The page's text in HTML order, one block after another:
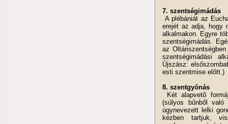
7. szentségimádás
A plébániát az
erejét az adja, hogy
alkalmakon. Egyre
szentségimádás.
az
szentségimádási
Újszász:
esti szentmise előtt.)
8. szentgyónás
Két alapvető
(súlyos bűnből
úgynevezett lelki
kézben tartjuk,